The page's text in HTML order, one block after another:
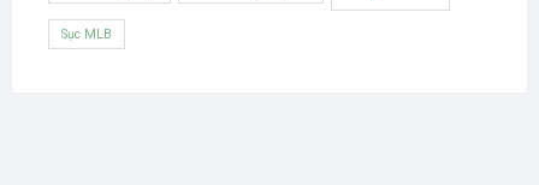
Sục MLB